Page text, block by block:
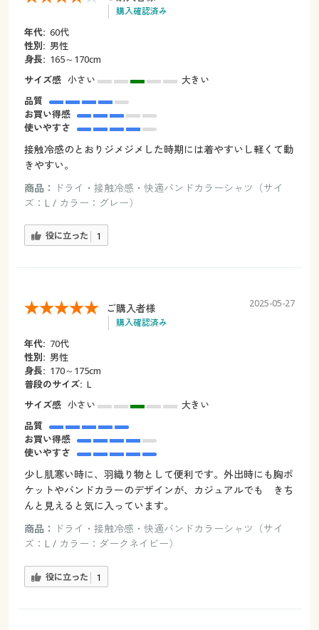
購入確認済み
年代: 60代
性別: 男性
身長: 165～170cm
サイズ感 小さい
大きい
品質
お買い得感
使いやすさ
接触冷感のとおりジメジメした時期には着やすいし軽くて動
きやすい。
商品：
ドライ・接触冷感・快適バンドカラーシャツ（サイ
ズ：L / カラー：グレー）
役に立った 1
ご購入者様
購入確認済み
2025-05-27
年代: 70代
性別: 男性
身長: 170～175cm
普段のサイズ: L
サイズ感 小さい
大きい
品質
お買い得感
使いやすさ
少し肌寒い時に、羽織り物として便利です。外出時にも胸ポ
ケットやバンドカラーのデザインが、カジュアルでも きち
んと見えると気に入っています。
商品：
ドライ・接触冷感・快適バンドカラーシャツ（サイ
ズ：L / カラー：ダークネイビー）
役に立った 1